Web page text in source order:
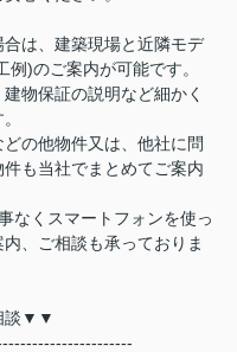
は、建築現場と近隣モデ
例)のご案内が可能です。
物保証の説明など細かく
の他物件又は、他社に問
も当社でまとめてご案内
なくスマートフォンを使っ
、ご相談も承っておりま
談▼▼